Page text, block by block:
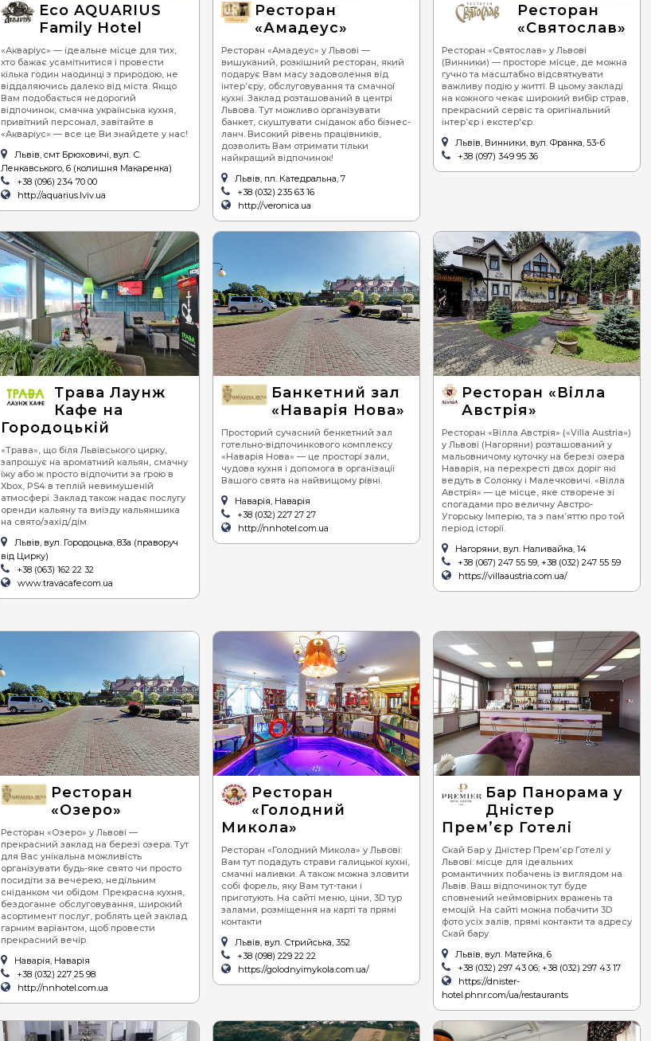
Eco AQUARIUS
Family Hotel
«Акваріус» — ідеальне місце для тих,
хто бажає усамітнитися і провести
кілька годин наодинці з природою, не
віддаляючись далеко від міста. Якщо
Вам подобається недорогий
відпочинок, смачна українська кухня,
привітний персонал, завітайте в
«Акваріус» — все це Ви знайдете у нас!
Львів, смт Брюховичі, вул. С.
Ленкавського, 6 (колишня Макаренка)
+38 (096) 234 70 00
http://aquarius.lviv.ua
Ресторан
«Амадеус»
Ресторан «Амадеус» у Львові —
вишуканий, розкішний ресторан, який
подарує Вам масу задоволення від
інтер’єру, обслуговування та смачної
кухні. Заклад розташований в центрі
Львова. Тут можливо організувати
банкет, скуштувати сніданок або бізнес-
ланч. Високий рівень працівників,
дозволить Вам отримати тільки
найкращий відпочинок!
Львів, пл. Катедральна, 7
+38 (032) 235 63 16
http://veronica.ua
Ресторан
«Святослав»
Ресторан «Святослав» у Львові
(Винники) — просторе місце, де можна
гучно та масштабно відсвяткувати
важливу подію у житті. В цьому закладі
на кожного чекає широкий вибір страв,
прекрасний сервіс та оригінальний
інтер’єр і екстер'єр.
Львів, Винники, вул. Франка, 53-б
+38 (097) 349 95 36
Трава Лаунж
Кафе на
Городоцькій
«Трава», що біля Львівського цирку,
запрошує на ароматний кальян, смачну
їжу або ж просто відпочити за грою в
Xbox, PS4 в теплій невимушеній
атмосфері. Заклад також надає послугу
оренди кальяну та виїзду кальяншика
на свято/захід/дім.
Львів, вул. Городоцька, 83а (праворуч
від Цирку)
+38 (063) 162 22 32
www.travacafe.com.ua
Банкетний зал
«Наварія Нова»
Просторий сучасний бенкетний зал
готельно-відпочинкового комплексу
«Наварія Нова» — це просторі зали,
чудова кухня і допомога в організації
Вашого свята на найвищому рівні.
Наварія, Наварія
+38 (032) 227 27 27
http://nnhotel.com.ua
Ресторан «Вілла
Австрія»
Ресторан «Вілла Австрія» («Villa Austria»)
у Львові (Нагоряни) розташований у
мальовничому куточку на березі озера
Наварія, на перехресті двох доріг які
ведуть в Солонку і Малечковичі. «Вілла
Австрія» — це місце, яке створене зі
спогадами про величну Австро-
Угорську Імперію, та з пам’яттю про той
період історії.
Нагоряни, вул. Наливайка, 14
+38 (067) 247 55 59, +38 (032) 247 55 59
https://villaaustria.com.ua/
Ресторан
«Озеро»
Ресторан «Озеро» у Львові —
прекрасний заклад на березі озера. Тут
для Вас унікальна можливість
організувати будь-яке свято чи просто
посидіти за вечерею, недільним
сніданком чи обідом. Прекрасна кухня,
бездоганне обслуговування, широкий
асортимент послуг, роблять цей заклад
гарним варіантом, щоб провести
прекрасний вечір.
Наварія, Наварія
+38 (032) 227 25 98
http://nnhotel.com.ua
Ресторан
«Голодний
Микола»
Ресторан «Голодний Микола» у Львові:
Вам тут подадуть страви галицької кухні,
смачні наливки. А також можна зловити
собі форель, яку Вам тут-таки і
приготують. На сайті меню, ціни, 3D тур
залами, розміщення на карті та прямі
контакти
Львів, вул. Стрийська, 352
+38 (098) 229 22 22
https://golodnyimykola.com.ua/
Бар Панорама у
Дністер
Прем’єр Готелі
Скай Бар у Дністер Прем’єр Готелі у
Львові: місце для ідеальних
романтичних побачень із виглядом на
Львів. Ваш відпочинок тут буде
сповнений неймовірних вражень та
емоцій. На сайті можна побачити 3D
фото усіх залів, прямі контакти та адресу
Скай бару.
Львів, вул. Матейка, 6
+38 (032) 297 43 06; +38 (032) 297 43 17
https://dnister-
hotel.phnr.com/ua/restaurants